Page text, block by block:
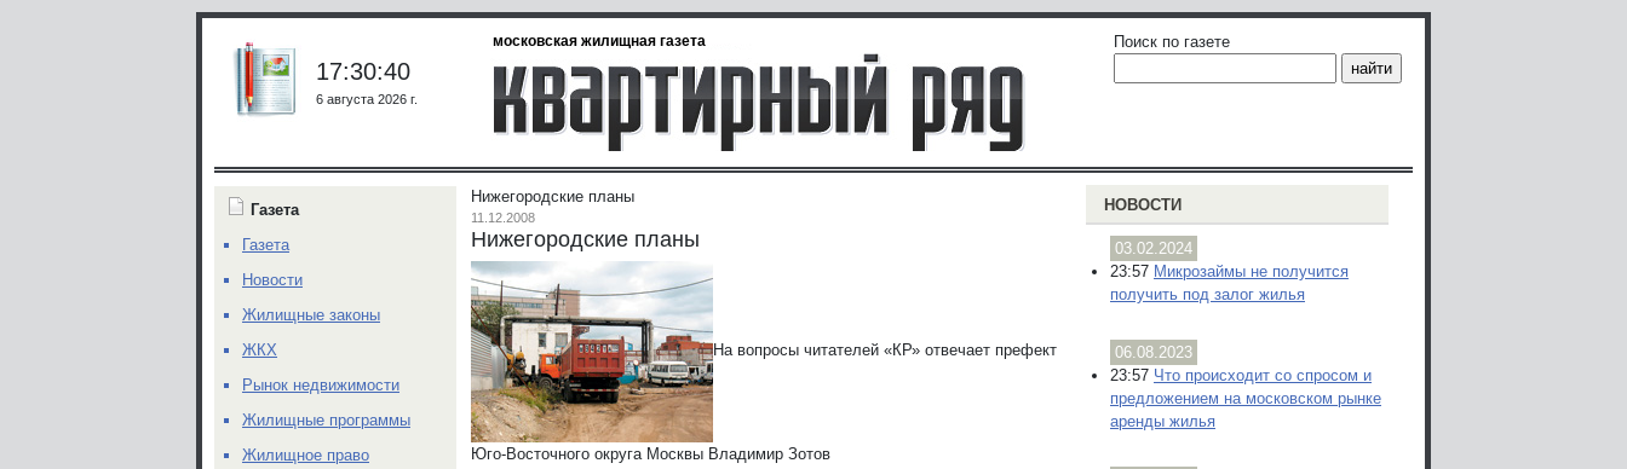
московская жилищная газета
17:30:40
6 августа 2026 г.
Поиск по газете
Нижегородские планы
11.12.2008
Нижегородские планы
На вопросы читателей «КР» отвечает префект
Юго-Восточного округа Москвы Владимир Зотов
НОВОСТИ
03.02.2024
23:57 Микрозаймы не получится
получить под залог жилья
06.08.2023
23:57 Что происходит со спросом и
предложением на московском рынке
аренды жилья
Газета
Газета
Новости
Жилищные законы
ЖКХ
Рынок недвижимости
Жилищные программы
Жилищное право